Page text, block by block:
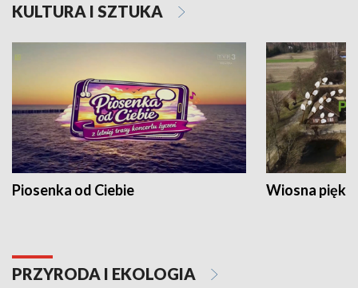
KULTURA I SZTUKA
Piosenka od Ciebie Wiosna
PRZYRODA I EKOLOGIA